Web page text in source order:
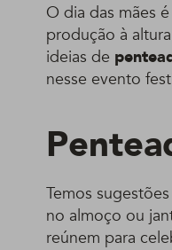
O dia das mães
produção à
ideias de
nesse evento
Temos
no almoço ou
reúnem para